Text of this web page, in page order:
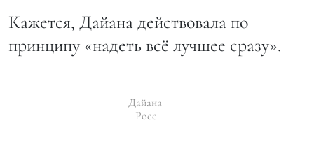
Кажется, Дайана действовала по
принципу «надеть всё лучшее сразу».
Дайана
Росс